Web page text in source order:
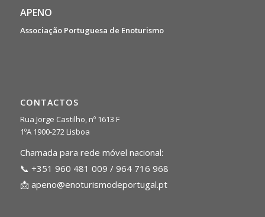
APENO
Associação Portuguesa de Enoturismo
CONTACTOS
Rua Jorge Castilho, nº 1613 F
1ºA 1900-272 Lisboa
Chamada para rede móvel nacional:
📞 +351 960 481 009 / 964 716 968
📩 apeno@enoturismodeportugal.pt